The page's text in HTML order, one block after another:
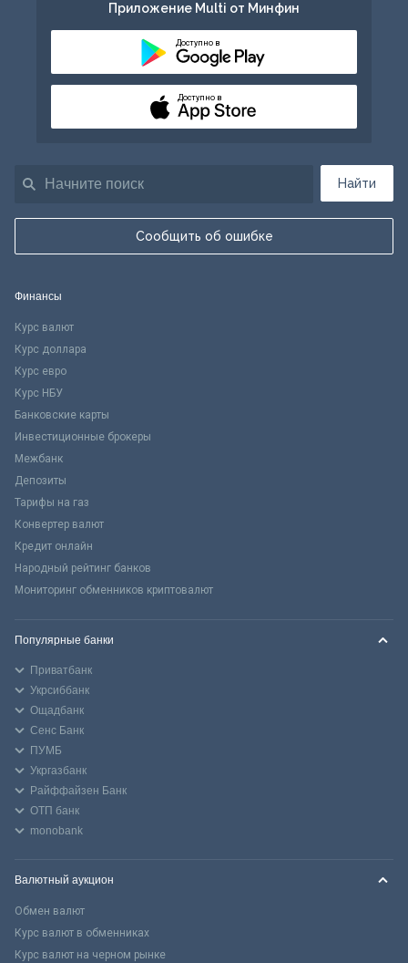
Найти
Сообщить об ошибке
Приложение Multi от Минфин
Доступно в
Доступно в
Финансы
Курс валют
Курс доллара
Курс евро
Курс НБУ
Банковские карты
Инвестиционные брокеры
Межбанк
Депозиты
Тарифы на газ
Конвертер валют
Кредит онлайн
Народный рейтинг банков
Мониторинг обменников криптовалют
Популярные банки
Приватбанк
Укрсиббанк
Ощадбанк
Сенс Банк
ПУМБ
Укргазбанк
Райффайзен Банк
ОТП банк
monobank
Валютный аукцион
Обмен валют
Курс валют в обменниках
Курс валют на черном рынке